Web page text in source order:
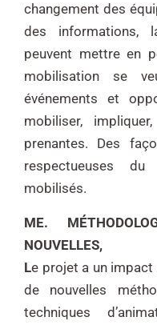
changement des
des informations,
peuvent mettre en
mobilisation se
événements et
mobiliser,
prenantes. Des
respectueuses
mobilisés.
ME.
NOUVELLES,
Le projet a un
de nouvelles
techniques